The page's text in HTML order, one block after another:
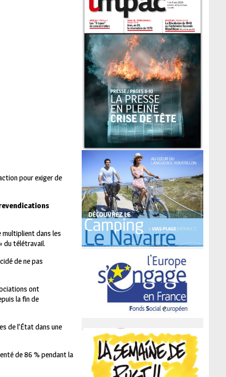
pour exiger de
dans les
du télétravail.
de ne pas
ont
la fin de
de l’État dans une
de 86 % pendant la